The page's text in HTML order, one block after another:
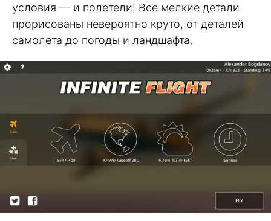
условия — и полетели! Все мелкие детали
прорисованы невероятно круто, от деталей
самолета до погоды и ландшафта.